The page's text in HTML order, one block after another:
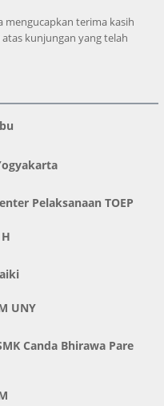
mengucapkan terima kasih
atas kunjungan yang telah
Pelaksanaan TOEP
UNY
Canda Bhirawa Pare